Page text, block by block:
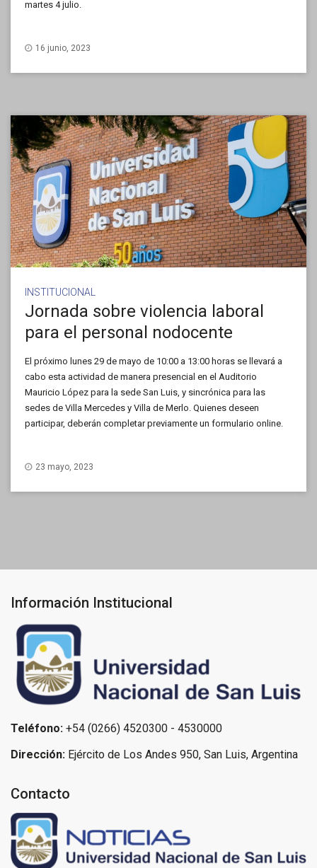
martes 4 julio.
16 junio, 2023
INSTITUCIONAL
Jornada sobre violencia laboral
para el personal nodocente
El próximo lunes 29 de mayo de 10:00 a 13:00 horas se llevará a
cabo esta actividad de manera presencial en el Auditorio
Mauricio López para la sede San Luis, y sincrónica para las
sedes de Villa Mercedes y Villa de Merlo. Quienes deseen
participar, deberán completar previamente un formulario online.
23 mayo, 2023
Información Institucional
Teléfono: +54 (0266) 4520300 - 4530000
Dirección: Ejército de Los Andes 950, San Luis, Argentina
Contacto